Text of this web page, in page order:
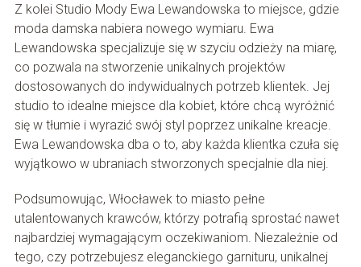
Z kolei Studio Mody Ewa Lewandowska to miejsce, gdzie
moda damska nabiera nowego wymiaru. Ewa
Lewandowska specjalizuje się w szyciu odzieży na miarę,
co pozwala na stworzenie unikalnych projektów
dostosowanych do indywidualnych potrzeb klientek. Jej
studio to idealne miejsce dla kobiet, które chcą wyróżnić
się w tłumie i wyrazić swój styl poprzez unikalne kreacje.
Ewa Lewandowska dba o to, aby każda klientka czuła się
wyjątkowo w ubraniach stworzonych specjalnie dla niej.
Podsumowując, Włocławek to miasto pełne
utalentowanych krawców, którzy potrafią sprostać nawet
najbardziej wymagającym oczekiwaniom. Niezależnie od
tego, czy potrzebujesz eleganckiego garnituru, unikalnej